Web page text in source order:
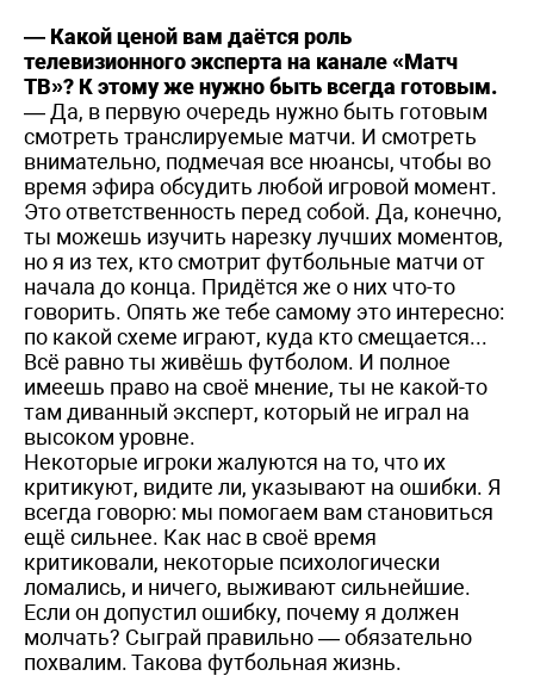
— Какой ценой вам даётся роль
телевизионного эксперта на канале «Матч
ТВ»? К этому же нужно быть всегда готовым.
— Да, в первую очередь нужно быть готовым
смотреть транслируемые матчи. И смотреть
внимательно, подмечая все нюансы, чтобы во
время эфира обсудить любой игровой момент.
Это ответственность перед собой. Да, конечно,
ты можешь изучить нарезку лучших моментов,
но я из тех, кто смотрит футбольные матчи от
начала до конца. Придётся же о них что-то
говорить. Опять же тебе самому это интересно:
по какой схеме играют, куда кто смещается...
Всё равно ты живёшь футболом. И полное
имеешь право на своё мнение, ты не какой-то
там диванный эксперт, который не играл на
высоком уровне.
Некоторые игроки жалуются на то, что их
критикуют, видите ли, указывают на ошибки. Я
всегда говорю: мы помогаем вам становиться
ещё сильнее. Как нас в своё время
критиковали, некоторые психологически
ломались, и ничего, выживают сильнейшие.
Если он допустил ошибку, почему я должен
молчать? Сыграй правильно — обязательно
похвалим. Такова футбольная жизнь.